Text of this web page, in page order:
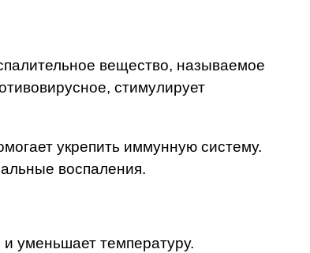
вещество, называемое
стимулирует
укрепить иммунную систему.
воспаления.
уменьшает температуру.